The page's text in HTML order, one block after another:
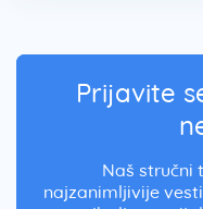
Prijavite
Naš stručni
najzanimljivije